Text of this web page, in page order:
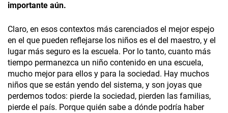
importante aún.
Claro, en esos contextos más carenciados el mejor espejo
en el que pueden reflejarse los niños es el del maestro, y el
lugar más seguro es la escuela. Por lo tanto, cuanto más
tiempo permanezca un niño contenido en una escuela,
mucho mejor para ellos y para la sociedad. Hay muchos
niños que se están yendo del sistema, y son joyas que
perdemos todos: pierde la sociedad, pierden las familias,
pierde el país. Porque quién sabe a dónde podría haber